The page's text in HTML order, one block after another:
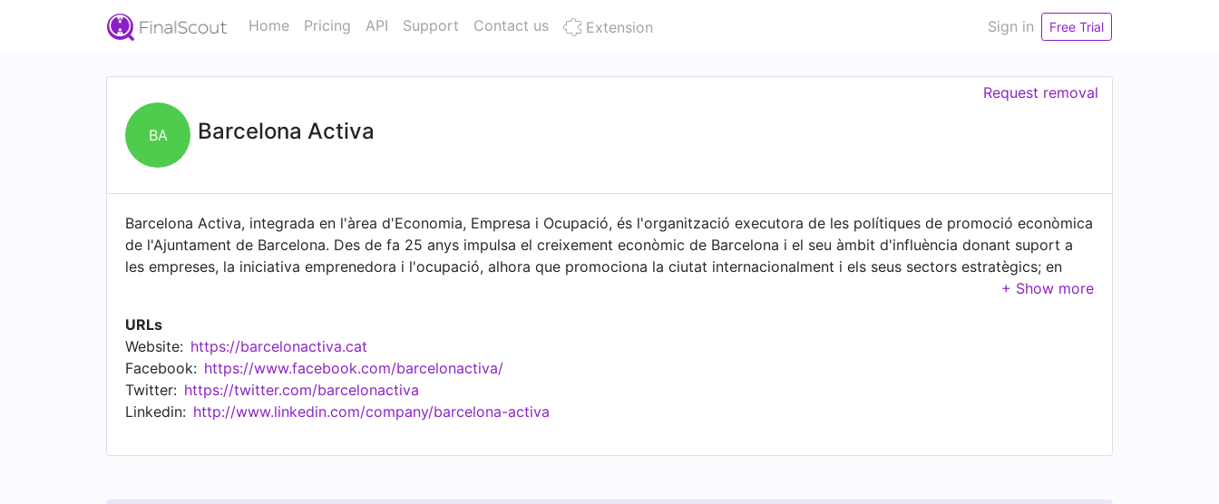
Home Pricing API Support Contact us Extension Sign in Free Trial
BA Barcelona Activa
Request removal
Barcelona Activa, integrada en l'àrea d'Economia, Empresa i Ocupació, és l'organització executora de les polítiques de promoció econòmica
de l'Ajuntament de Barcelona. Des de fa 25 anys impulsa el creixement econòmic de Barcelona i el seu àmbit d'influència donant suport a
les empreses, la iniciativa emprenedora i l'ocupació, alhora que promociona la ciutat internacionalment i els seus sectors estratègics; en
clau de proximitat al territori. La missió de Barcelona Activa és ser l'organització de referència al servei de les polítiques de suport a
progrés social.
URLs
Website: https://barcelonactiva.cat
Facebook: https://www.facebook.com/barcelonactiva/
Twitter: https://twitter.com/barcelonactiva
Linkedin: http://www.linkedin.com/company/barcelona-activa